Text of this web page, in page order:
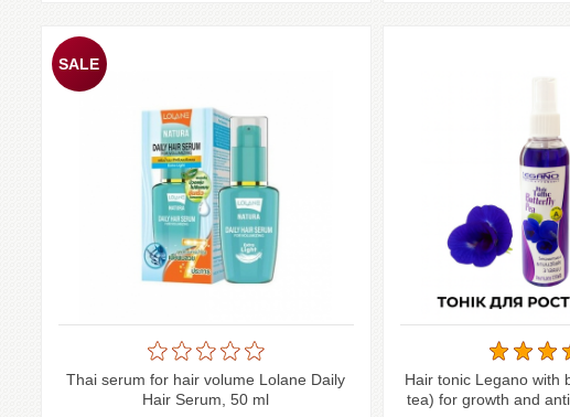
Thai serum for hair volume Lolane Daily
Hair Serum, 50 ml
Hair tonic Legano with
tea) for growth and